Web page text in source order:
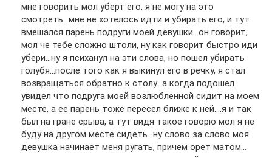
мне говорить мол уберт его, я не могу на это
смотреть…мне не хотелось идти и убирать его, и тут
вмешался парень подруги моей девушки…он говорит,
мол че тебе сложно штоли, ну как говорит быстро иди
убери…ну я психанул на эти слова, но пошел убирать
голубя…после того как я выкинул его в речку, я стал
возвращаться обратно к столу…а когда подошел
увидел что подруга моей возлюбленной сидит на моем
месте, а ее парень тоже пересел ближе к ней….я и так
был на гране срыва, а тут видя такое говорю мол я не
буду на другом месте сидеть…ну слово за слово моя
девушка начинает меня ругать, причем орет матом…